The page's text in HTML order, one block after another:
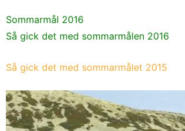
Sommarmål 2016
Så gick det med sommarmålen 2016
Så gick det med sommarmålet 2015